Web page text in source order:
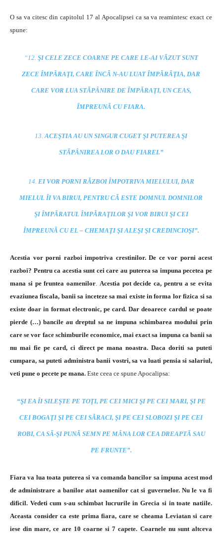
O sa va citesc din capitolul 17 al Apocalipsei ca sa va reamintesc exact ce
spune:
“12. ŞI CELE ZECE COARNE PE CARE LE-AI VĂZUT SUNT
ZECE ÎMPĂRAŢI, CARE ÎNCĂ N-AU LUAT ÎMPĂRĂŢIA, DAR
CARE VOR LUA STĂPÂNIRE DE ÎMPĂRAŢI, UN CEAS,
ÎMPREUNĂ CU FIARA.
13. ACEŞTIA AU UN SINGUR CUGET ŞI PUTEREA ŞI
STĂPÂNIREA LOR O DAU FIAREI.”
14. EI VOR PORNI RĂZBOI ÎMPOTRIVA MIELULUI, DAR
MIELUL ÎI VA BIRUI, PENTRU CĂ ESTE DOMNUL DOMNILOR
ŞI ÎMPĂRATUL ÎMPĂRAŢILOR ŞI VOR BIRUI ŞI CEI
ÎMPREUNĂ CU EL – CHEMAŢI ŞI ALEŞI ŞI CREDINCIOŞI”.
Acestia vor porni razboi impotriva crestinilor. De ce vor porni acest
razboi? Pentru ca acestia sunt cei care au puterea sa impuna pecetea pe
mana si pe fruntea oamenilor. Acestia pot decide ca, pentru a se evita
evaziunea fiscala, banii sa inceteze sa mai existe in forma lor fizica si sa
existe doar in format electronic, pe card. Dar deoarece cardul se poate
pierde (…) bancile au dreptul sa ne impuna schimbarea modului prin
care se vor face schimburile economice, mai exact sa impuna ca banii sa
nu mai fie pe card, ci direct pe mana noastra. Daca doriti sa puteti
cumpara, sa puteti administra banii vostri, sa va luati pensia si salariul,
veti pune o pecete pe mana. Este ceea ce spune Apocalipsa:
“ŞI EA ÎI SILEŞTE PE TOŢI, PE CEI MICI ŞI PE CEI MARI, ŞI PE
CEI BOGAŢI ŞI PE CEI SĂRACI, ŞI PE CEI SLOBOZI ŞI PE CEI
ROBI, CA SĂ-ŞI PUNĂ SEMN PE MÂNA LOR CEA DREAPTĂ SAU
PE FRUNTE”.
Fiara va lua toata puterea si va comanda bancilor sa impuna acest mod
de administrare a banilor atat oamenilor cat si guvernelor. Nu le va fi
dificil. Vedeti cum s-au schimbat lucrurile in Grecia si in toate natiile.
Aceasta consider ca este prima fiara, care se cheama Leviatan si care
iese din mare, ce are 10 coarne si 7 capete. Coarnele nu sunt altceva